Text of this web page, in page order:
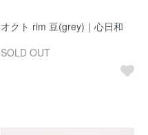
オクト rim 豆(grey)｜心日和
SOLD OUT